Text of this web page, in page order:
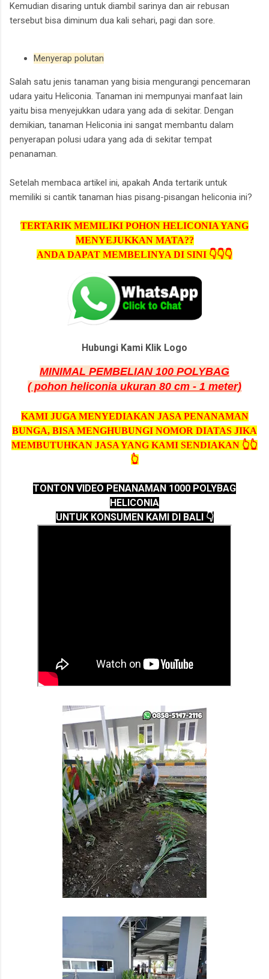
Kemudian disaring untuk diambil sarinya dan air rebusan
tersebut bisa diminum dua kali sehari, pagi dan sore.
Menyerap polutan
Salah satu jenis tanaman yang bisia mengurangi pencemaran
udara yaitu Heliconia. Tanaman ini mempunyai manfaat lain
yaitu bisa menyejukkan udara yang ada di sekitar. Dengan
demikian, tanaman Heliconia ini sangat membantu dalam
penyerapan polusi udara yang ada di sekitar tempat
penanaman.
Setelah membaca artikel ini, apakah Anda tertarik untuk
memiliki si cantik tanaman hias pisang-pisangan heliconia ini?
TERTARIK MEMILIKI POHON HELICONIA YANG
MENYEJUKKAN MATA??
ANDA DAPAT MEMBELINYA DI SINI 👇👇👇
Hubungi Kami Klik Logo
MINIMAL PEMBELIAN 100 POLYBAG
( pohon heliconia ukuran 80 cm - 1 meter)
KAMI JUGA MENYEDIAKAN JASA PENANAMAN
BUNGA, BISA MENGHUBUNGI NOMOR DIATAS JIKA
MEMBUTUHKAN JASA YANG KAMI SENDIAKAN 👆👆
👆
TONTON VIDEO PENANAMAN 1000 POLYBAG
HELICONIA
UNTUK KONSUMEN KAMI DI BALI 👇